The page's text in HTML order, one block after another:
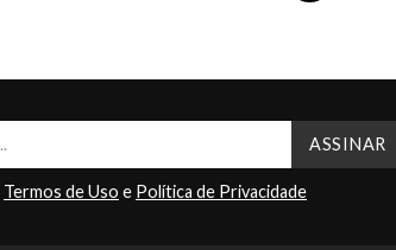
Termos de Uso e Política de Privacidade